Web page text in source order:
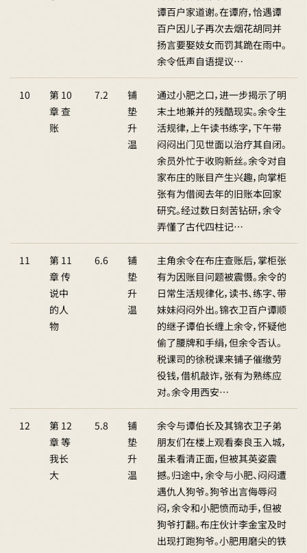
谭百户家道谢。在谭府，恰遇谭
百户因儿子再次去烟花胡同并
扬言要娶妓女而罚其跪在雨中。
余令低声自语提议…
10
第 10
章 查
账
7.2
铺
垫
升
温
通过小肥之口，进一步揭示了明
末土地兼并的残酷现实。余令生
活规律，上午读书练字，下午带
闷闷出门见世面以治疗其自闭。
余员外忙于收购新丝。余令对自
家布庄的账目产生兴趣，向掌柜
张有为借阅去年的旧账本回家
研究。经过数日刻苦钻研，余令
弄懂了古代四柱记…
11
第 11
章 传
说中
的人
物
6.6
铺
垫
升
温
主角余令在布庄查账后，掌柜张
有为因账目问题被震慑。余令的
日常生活规律化，读书、练字、带
妹妹闷闷外出。锦衣卫百户谭顺
的继子谭伯长缠上余令，怀疑他
偷了腰牌和手绢，但余令否认。
税课司的徐税课来铺子催缴劳
役钱，借机敲诈，张有为熟练应
对。余令用西安…
12
第 12
章 等
我长
大
5.8
铺
垫
升
温
余令与谭伯长及其锦衣卫子弟
朋友们在楼上观看秦良玉入城，
虽未看清正面，但被其英姿震
撼。归途中，余令与小肥、闷闷遭
遇仇人狗爷。狗爷出言侮辱闷
闷，余令和小肥愤而动手，但被
狗爷打翻。布庄伙计李金宝及时
出现打跑狗爷。小肥用磨尖的铁